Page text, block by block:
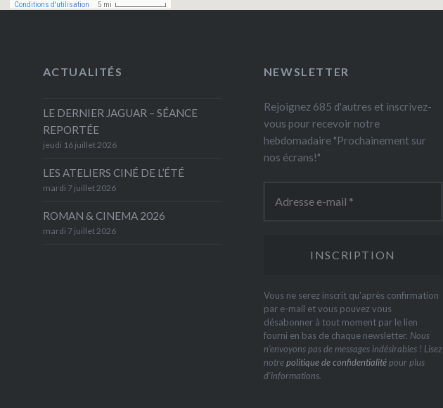
ACTUALITÉS
LE DERNIER JAGUAR – SÉANCE
REPORTÉE
jeudi 16 juillet 2026
LES ATELIERS CINÉ DE L’ÉTÉ
mardi 7 juillet 2026
ROMAN & CINEMA 2026
mardi 7 juillet 2026
NEWSLETTER
Rejoignez 685 d'autres et inscrivez-
vous pour recevoir notre
hebdomadaire "Prochainement sur
nos écrans!"
Vous ne serez inscrit qu'après confirmation
par e-mail et vous pouvez vous
désabonner à tout moment par le lien
fourni en bas de chaque newsletter. Nous
n’envoyons pas de messages indésirables ! Lisez
notrepolitique de confidentialitépour plus
d’informations.